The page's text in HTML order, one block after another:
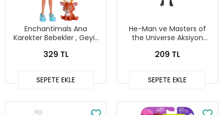
Enchantimals Ana
Karekter Bebekler , Geyik
329 TL
SEPETE EKLE
He-Man ve Masters of
the Universe Aksiyon
,HDR53
209 TL
SEPETE EKLE